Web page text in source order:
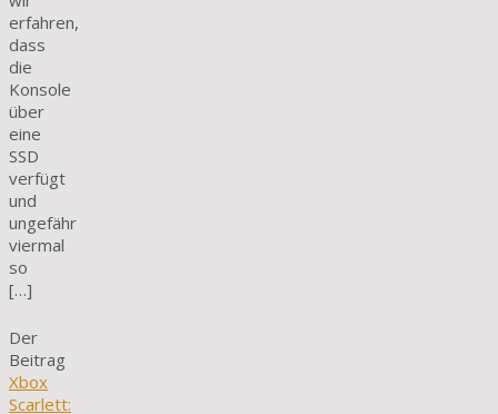
erfahren,
dass
die
Konsole
über
eine
SSD
verfügt
und
ungefähr
viermal
so
[…]
Der
Beitrag
Xbox
Scarlett: